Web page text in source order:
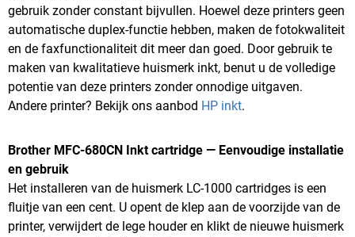
gebruik zonder constant bijvullen. Hoewel deze printers geen
automatische duplex-functie hebben, maken de fotokwaliteit
en de faxfunctionaliteit dit meer dan goed. Door gebruik te
maken van kwalitatieve huismerk inkt, benut u de volledige
potentie van deze printers zonder onnodige uitgaven.
Andere printer? Bekijk ons aanbod HP inkt.
Brother MFC-680CN Inkt cartridge — Eenvoudige installatie
en gebruik
Het installeren van de huismerk LC-1000 cartridges is een
fluitje van een cent. U opent de klep aan de voorzijde van de
printer, verwijdert de lege houder en klikt de nieuwe huismerk